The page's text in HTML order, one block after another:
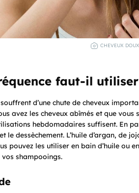
CHEVEUX
faut-il
d’une chute de cheveux
avez les cheveux abîmés et que
hebdomadaires suffisent. En
le dessèchement. L’huile d’argan, de
pouvez les utiliser en bain d’huile ou
shampooings.